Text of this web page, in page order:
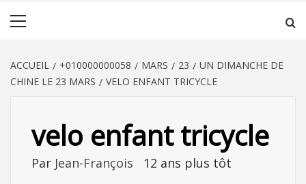
ACCUEIL +010000000058 MARS 23
UN DIMANCHE DE
CHINE LE 23 MARS
VELO ENFANT TRICYCLE
velo enfant tricycle
Par Jean-François 12 ans plus tôt